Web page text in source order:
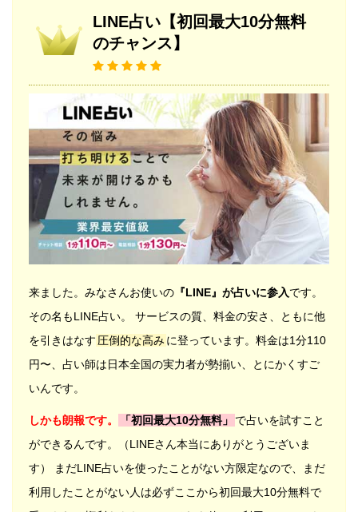
LINE占い【初回最大10分無料
のチャンス】
来ました。みなさんお使いの 『LINE』が占いに参入です。
その名もLINE占い。 サービスの質、料金の安さ、ともに他
を引きはなす 圧倒的な高みに登っています。料金は1分110
円〜、占い師は日本全国の実力者が勢揃い、とにかくすご
いんです。
しかも朗報です。 「初回最大10分無料」
で占いを試すこと
ができるんです。（LINEさん本当にありがとうございま
す） まだLINE占いを使ったことがない方限定なので、まだ
利用したことがない人は必ずここから初回最大10分無料で